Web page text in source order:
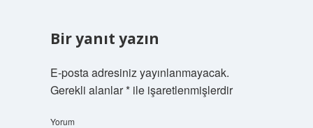
Bir yanıt yazın
E-posta adresiniz yayınlanmayacak.
Gerekli alanlar*ile işaretlenmişlerdir
Yorum